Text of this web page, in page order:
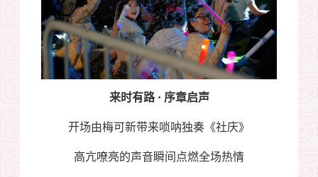
来时有路 · 序章启声
开场由梅可新带来唢呐独奏《社庆》
高亢嘹亮的声音瞬间点燃全场热情